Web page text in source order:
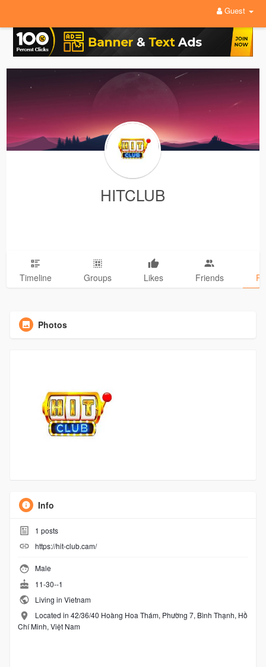
Guest
HITCLUB
Timeline Groups Likes Friends
Photos
Info
1 posts
https://hit-club.cam/
Male
11-30--1
Living in Vietnam
Located in 42/36/40 Hoàng Hoa Thám, Phường 7, Bình Thạnh, Hồ
Chí Minh, Việt Nam